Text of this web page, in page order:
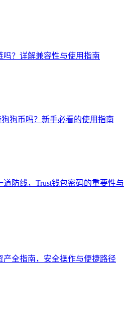
吗？详解兼容性与使用指南
狗狗币吗？新手必看的使用指南
防线，Trust钱包密码的重要性与
产全指南，安全操作与便捷路径